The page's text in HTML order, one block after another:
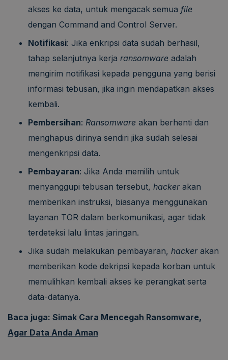
akses ke data, untuk mengacak semua file
dengan Command and Control Server.
Notifikasi: Jika enkripsi data sudah berhasil,
tahap selanjutnya kerja ransomware adalah
mengirim notifikasi kepada pengguna yang berisi
informasi tebusan, jika ingin mendapatkan akses
kembali.
Pembersihan: Ransomware akan berhenti dan
menghapus dirinya sendiri jika sudah selesai
mengenkripsi data.
Pembayaran: Jika Anda memilih untuk
menyanggupi tebusan tersebut, hacker akan
memberikan instruksi, biasanya menggunakan
layanan TOR dalam berkomunikasi, agar tidak
terdeteksi lalu lintas jaringan.
Jika sudah melakukan pembayaran, hacker akan
memberikan kode dekripsi kepada korban untuk
memulihkan kembali akses ke perangkat serta
data-datanya.
Baca juga: Simak Cara Mencegah Ransomware,
Agar Data Anda Aman